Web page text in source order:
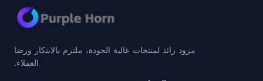
مزود رائد لمنتجات عالية الجودة، ملتزم بالابتكار ورضا
العملاء.